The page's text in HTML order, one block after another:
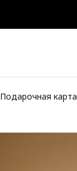
Подарочная карта